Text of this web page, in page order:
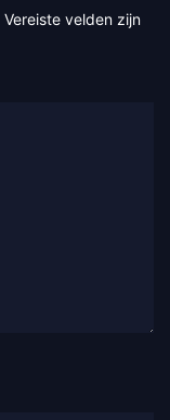
Vereiste velden zijn